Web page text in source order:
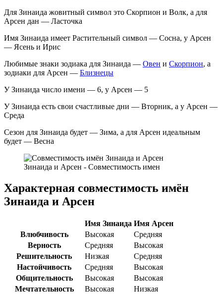
Для Зинаида жовитный символ это Скорпион и Волк, а для
Арсен дан — Ласточка
Имя Зинаида имеет Растительный символ — Сосна, у Арсен
— Ясень и Ирис
Любимые знаки зодиака для Зинаида — Овен и Скорпион, а
зодиаки для Арсен — Близнецы
У Зинаида число имени — 6, у Арсен — 5
У Зинаида есть свои счастливые дни — Вторник, а у Арсен —
Среда
Сезон для Зинаида будет — Зима, а для Арсен идеальным
будет — Весна
Зинаида и Арсен - Совместимость имен
Характерная совместимость имён
Зинаида и Арсен
Имя Зинаида Имя Арсен
Влюбчивость
Высокая
Средняя
Верность
Средняя
Высокая
Решительность
Низкая
Средняя
Настойчивость
Средняя
Высокая
Общительность
Высокая
Высокая
Мечтательность
Высокая
Низкая